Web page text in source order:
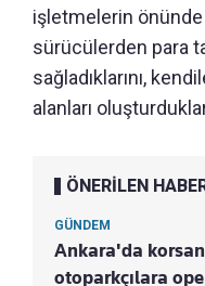
işletmelerin
sürücülerden para
sağladıklarını,
alanları
ÖNERİLEN
GÜNDEM
Ankara'da korsan
otoparkçılara